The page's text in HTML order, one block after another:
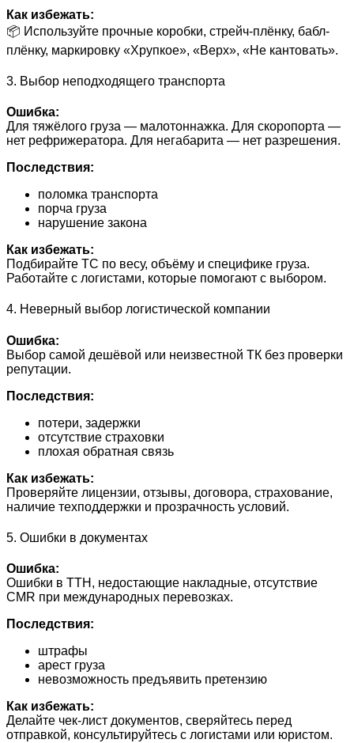
Как избежать:
📦 Используйте прочные коробки, стрейч-плёнку, бабл-
плёнку, маркировку «Хрупкое», «Верх», «Не кантовать».
3. Выбор неподходящего транспорта
Ошибка:
Для тяжёлого груза — малотоннажка. Для скоропорта —
нет рефрижератора. Для негабарита — нет разрешения.
Последствия:
поломка транспорта
порча груза
нарушение закона
Как избежать:
Подбирайте ТС по весу, объёму и специфике груза.
Работайте с логистами, которые помогают с выбором.
4. Неверный выбор логистической компании
Ошибка:
Выбор самой дешёвой или неизвестной ТК без проверки
репутации.
Последствия:
потери, задержки
отсутствие страховки
плохая обратная связь
Как избежать:
Проверяйте лицензии, отзывы, договора, страхование,
наличие техподдержки и прозрачность условий.
5. Ошибки в документах
Ошибка:
Ошибки в ТТН, недостающие накладные, отсутствие
CMR при международных перевозках.
Последствия:
штрафы
арест груза
невозможность предъявить претензию
Как избежать:
Делайте чек-лист документов, сверяйтесь перед
отправкой, консультируйтесь с логистами или юристом.